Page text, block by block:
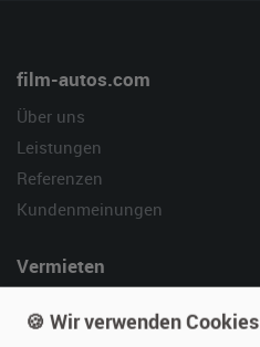
film-autos.com
Über uns
Leistungen
Referenzen
Kundenmeinungen
Vermieten
Fotos senden
🍪 Wir verwenden Cookies